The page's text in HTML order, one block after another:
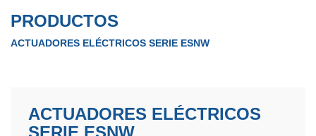
PRODUCTOS
ACTUADORES ELÉCTRICOS SERIE ESNW
ACTUADORES ELÉCTRICOS
SERIE ESNW